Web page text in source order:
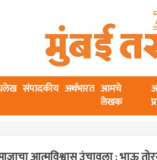
संपादकीय अर्थभारत आमचे
लेखक